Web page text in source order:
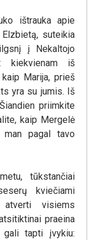
ištrauka apie
suteikia
į Nekaltojo
kiekvienam iš
Marija, prieš
yra su jumis. Iš
priimkite
kaip Mergelė
man pagal tavo
tūkstančiai
kviečiami
visiems
praeina
tapti įvykiu: